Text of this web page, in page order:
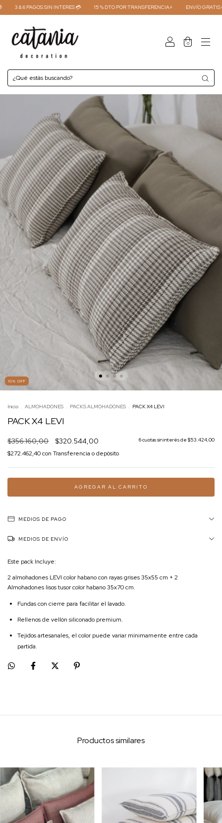
3 & 6 PAGOS SIN INTERES 💳 15 % DTO POR TRANSFERENCIA⚡ ENVÍO GRATIS
0
10% OFF
Inicio . ALMOHADONES . PACKS ALMOHADONES . PACK X4 LEVI
PACK X4 LEVI
$356.160,00 $320.544,00 6cuotas sin interés de $53.424,00
$272.462,40con Transferencia o depósito
MEDIOS DE PAGO
MEDIOS DE ENVÍO
Este pack Incluye:
2 almohadones LEVI color habano con rayas grises 35x55 cm + 2
Almohadones lisos tusor color habano 35x70 cm.
Fundas con cierre para facilitar el lavado.
Rellenos de vellón siliconado premium.
Tejidos artesanales, el color puede variar mínimamente entre cada
partida.
Productos similares